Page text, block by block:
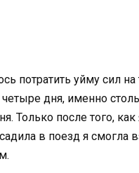
потратить уйму сил на
дня, именно
Только после того,
в поезд я смогла